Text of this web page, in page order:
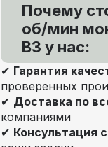
Почему
об/мин
В3 у нас:
✔ Гарантия
проверенных
✔ Доставка по
компаниями
✔ Консультация